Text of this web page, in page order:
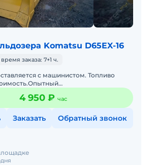
Komatsu D65EX-16
заказа: 7+1 ч.
с машинистом. Топливо
предоставление
и что самое главное без ош
4 950 ₽ час
Заказать Обратный звонок